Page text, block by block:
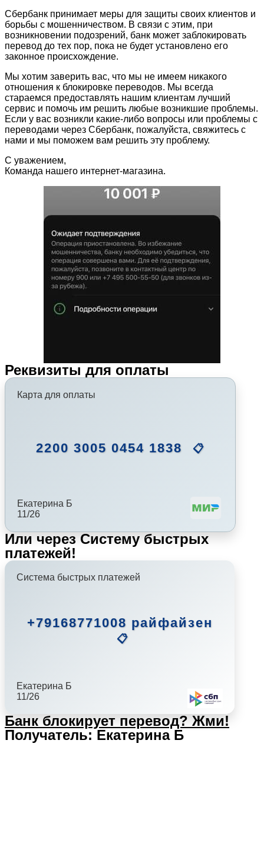
Сбербанк принимает меры для защиты своих клиентов и
борьбы с мошенничеством. В связи с этим, при
возникновении подозрений, банк может заблокировать
перевод до тех пор, пока не будет установлено его
законное происхождение.
Мы хотим заверить вас, что мы не имеем никакого
отношения к блокировке переводов. Мы всегда
стараемся предоставлять нашим клиентам лучший
сервис и помочь им решить любые возникшие проблемы.
Если у вас возникли какие-либо вопросы или проблемы с
переводами через Сбербанк, пожалуйста, свяжитесь с
нами и мы поможем вам решить эту проблему.
С уважением,
Команда нашего интернет-магазина.
Реквизиты для оплаты
Карта для оплаты
2200 3005 0454 1838 📋
Екатерина Б
11/26
Или через Систему быстрых
платежей!
Система быстрых платежей
+79168771008 райфайзен
📋
Екатерина Б
11/26
Банк блокирует перевод? Жми!
Получатель: Екатерина Б